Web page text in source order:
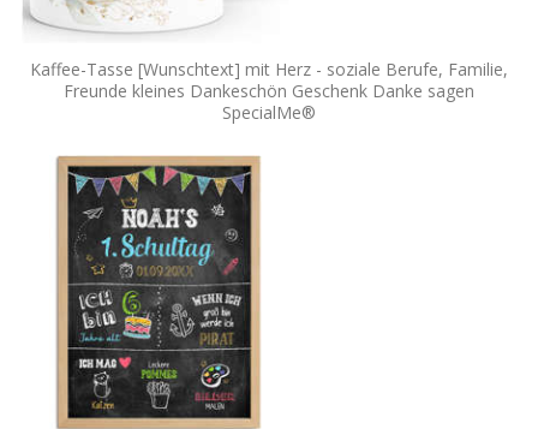
Kaffee-Tasse [Wunschtext] mit Herz - soziale Berufe, Familie,
Freunde kleines Dankeschön Geschenk Danke sagen
SpecialMe®